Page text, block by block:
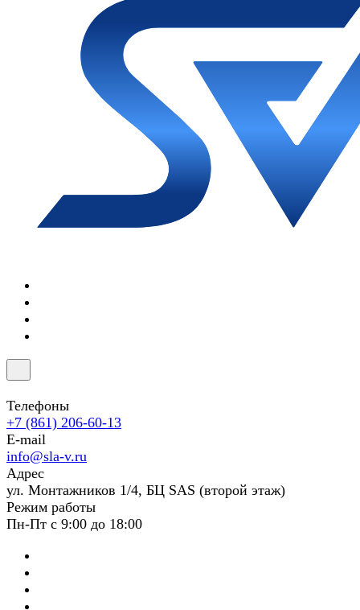
Телефоны
+7 (861) 206-60-13
E-mail
info@sla-v.ru
Адрес
ул. Монтажников 1/4, БЦ SAS (второй этаж)
Режим работы
Пн-Пт с 9:00 до 18:00